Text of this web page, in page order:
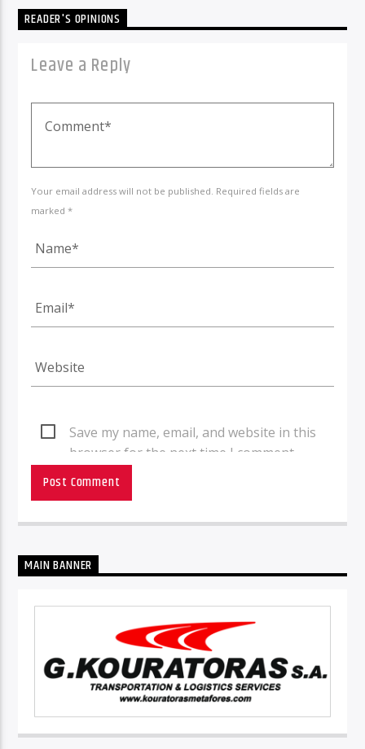
READER'S OPINIONS
Leave a Reply
Your email address will not be published. Required fields are
marked *
Save my name, email, and website in this
browser for the next time I comment.
MAIN BANNER